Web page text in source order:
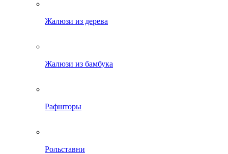
Жалюзи из дерева
Жалюзи из бамбука
Рафшторы
Рольставни